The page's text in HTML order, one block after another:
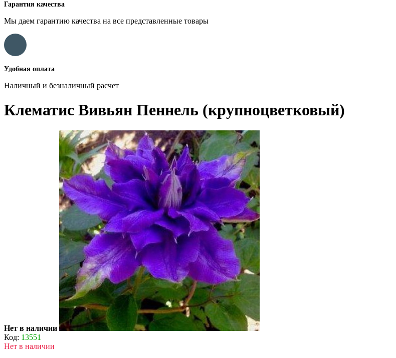
Гарантия качества
Мы даем гарантию качества на все представленные товары
Удобная оплата
Наличный и безналичный расчет
Клематис Вивьян Пеннель (крупноцветковый)
Нет в наличии
Код: 13551
Нет в наличии